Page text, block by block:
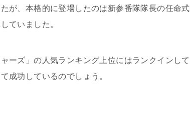
が、本格的に登場したのは新参番隊隊長の任命式
ていました。
ーズ」の人気ランキング上位にはランクインして
成功しているのでしょう。